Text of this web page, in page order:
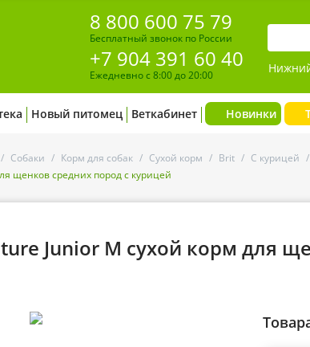
8 800 600 75 79
Бесплатный звонок по России
+7 904 391 60 40
Ежедневно с 8:00 до 20:00
Новый питомец Веткабинет Новинки
/ Собаки / Корм для собак / Сухой корм / Brit / С курицей /
щенков средних пород с курицей
Junior M сухой корм для